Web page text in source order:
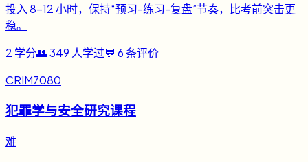
投入 8-12 小时，保持“预习-练习-复盘”节奏，比考前突击更
稳。
2 学分👥349 人学过💬 6条评价
CRIM7080
犯罪学与安全研究课程
难